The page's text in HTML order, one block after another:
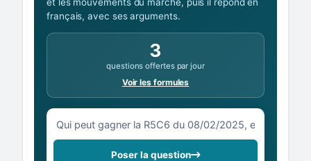
français, avec ses arguments.
3
questions offertes par jour
Voir les formules
Votre question sur la R5C6 du 08/02/2025
Poser la question